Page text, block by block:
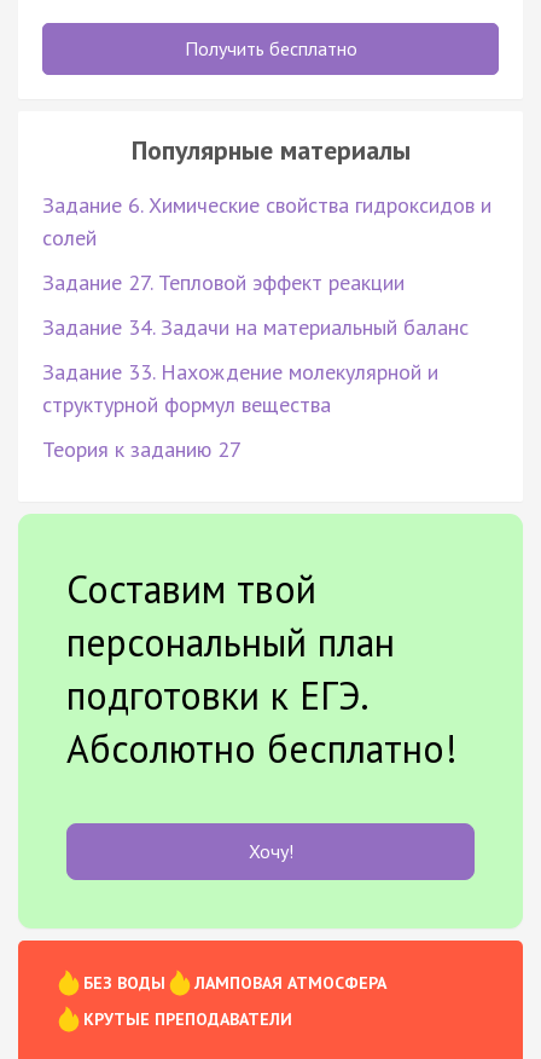
Получить бесплатно
Популярные материалы
Задание 6. Химические свойства гидроксидов и
солей
Задание 27. Тепловой эффект реакции
Задание 34. Задачи на материальный баланс
Задание 33. Нахождение молекулярной и
структурной формул вещества
Теория к заданию 27
Составим твой
персональный план
подготовки к ЕГЭ.
Абсолютно бесплатно!
Хочу!
БЕЗ ВОДЫ
ЛАМПОВАЯ АТМОСФЕРА
КРУТЫЕ ПРЕПОДАВАТЕЛИ